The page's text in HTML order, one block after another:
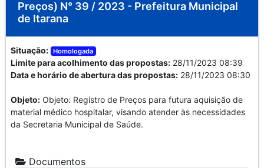
Preços) N° 39 / 2023 - Prefeitura Municipal
de Itarana
Situação: Homologada
Limite para acolhimento das propostas: 28/11/2023 08:39
Data e horário de abertura das propostas: 28/11/2023 08:30
Objeto: Objeto: Registro de Preços para futura aquisição de
material médico hospitalar, visando atender às necessidades
da Secretaria Municipal de Saúde.
Documentos